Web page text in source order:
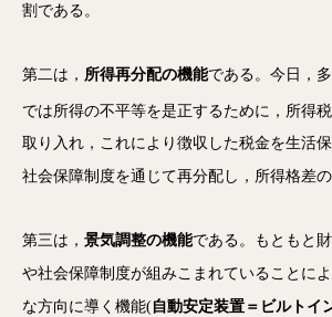
割である。
第二は， 所得再分配の機能である。今日，
では所得の不平等を是正するために，所得
取り入れ，これにより徴収した税金を生活
社会保障制度を通じて再分配し，所得格差の
第三は， 景気調整の機能である。もともと
や社会保障制度が組みこまれていることに
な方向に導く機能(自動安定装置＝ビルトイ